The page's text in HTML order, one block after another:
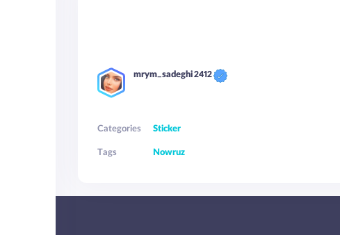
mrym_sadeghi 2412
Categories
Sticker
Tags
Nowruz